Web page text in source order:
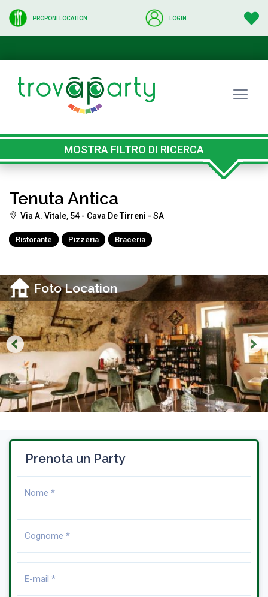
PROPONI LOCATION LOGIN
MOSTRA FILTRO DI RICERCA
Tenuta Antica
Via A. Vitale, 54 - Cava De Tirreni - SA
Ristorante Pizzeria Braceria
Foto Location
Prenota un Party